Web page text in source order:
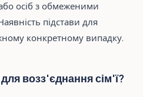
осіб з обмеженими
підстави для
конкретному випадку.
возз'єднання сім'ї?